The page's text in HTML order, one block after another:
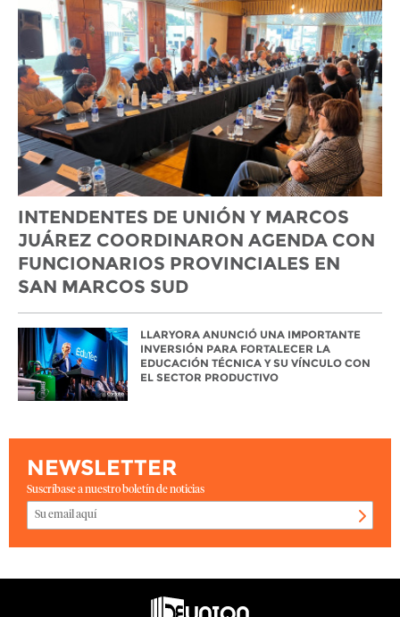
INTENDENTES DE UNIÓN Y MARCOS
JUÁREZ COORDINARON AGENDA CON
FUNCIONARIOS PROVINCIALES EN
SAN MARCOS SUD
LLARYORA ANUNCIÓ UNA IMPORTANTE
INVERSIÓN PARA FORTALECER LA
EDUCACIÓN TÉCNICA Y SU VÍNCULO CON
EL SECTOR PRODUCTIVO
NEWSLETTER
Suscríbase a nuestro boletín de noticias